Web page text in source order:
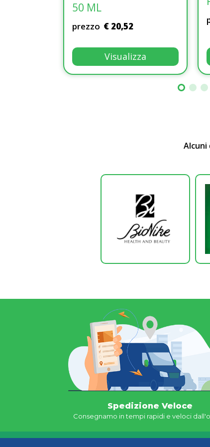
50 ML
prezzo € 20,52
Visualizza
Spedizione Veloce
Consegnamo in tempi rapidi e veloci